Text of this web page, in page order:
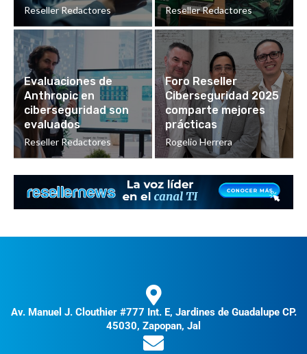
Reseller Redactores Reseller Redactores
Evaluaciones de
Anthropic en
ciberseguridad son
evaluados
Reseller Redactores
Foro Reseller
Ciberseguridad 2025
comparte mejores
prácticas
Rogelio Herrera
Av. Manuel J. Clouthier #777 Int. E, Jardines de Guadalupe CP.
45030, Zapopan, Jal